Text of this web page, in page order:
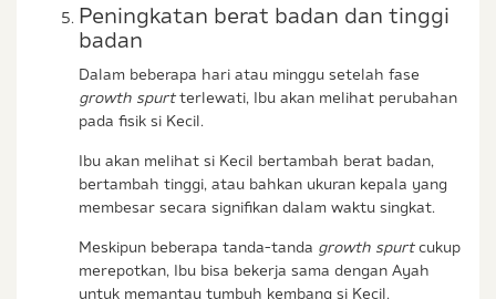
Peningkatan berat badan dan tinggi
badan
Dalam beberapa hari atau minggu setelah fase
growth spurtterlewati, Ibu akan melihat perubahan
pada fisik si Kecil.
Ibu akan melihat si Kecil bertambah berat badan,
bertambah tinggi, atau bahkan ukuran kepala yang
membesar secara signifikan dalam waktu singkat.
Meskipun beberapa tanda-tanda growth spurtcukup
merepotkan, Ibu bisa bekerja sama dengan Ayah
untuk memantau tumbuh kembang si Kecil.